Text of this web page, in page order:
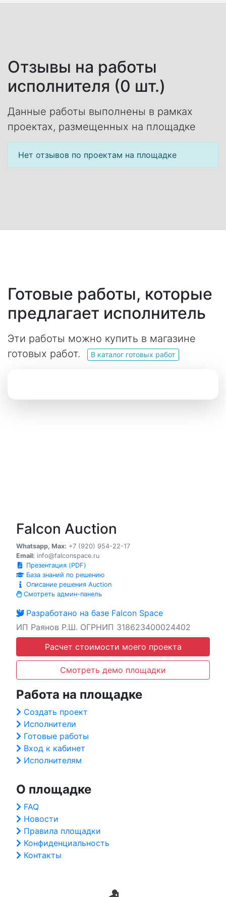
Отзывы на работы
исполнителя (0 шт.)
Данные работы выполнены в рамках
проектах, размещенных на площадке
Нет отзывов по проектам на площадке
Готовые работы, которые
предлагает исполнитель
Эти работы можно купить в магазине
готовых работ.
В каталог готовых работ
Falcon Auction
Whatsapp, Max: +7 (920) 954-22-17
Email: info@falconspace.ru
Презентация (PDF)
База знаний по решению
Описание решения Auction
Смотреть админ-панель
Разработано на базе Falcon Space
ИП Раянов Р.Ш. ОГРНИП 318623400024402
Расчет стоимости моего проекта
Смотреть демо площадки
Работа на площадке
Создать проект
Исполнители
Готовые работы
Вход к кабинет
Исполнителям
О площадке
FAQ
Новости
Правила площадки
Конфиденциальность
Контакты